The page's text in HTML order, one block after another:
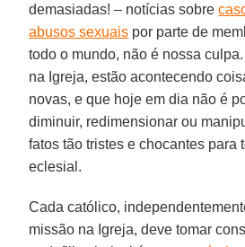
demasiadas! – notícias sobre
abusos sexuais por parte de
todo o mundo, não é nossa
na Igreja, estão acontecendo
novas, e que hoje em dia não é
diminuir, redimensionar ou
fatos tão tristes e chocantes para
eclesial.
Cada católico,
missão na Igreja, deve tomar